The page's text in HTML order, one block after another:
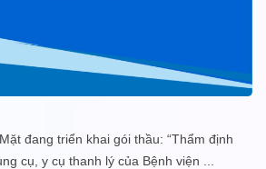
đang triển khai gói thầu: “Thẩm định
cụ, y cụ thanh lý của Bệnh viện